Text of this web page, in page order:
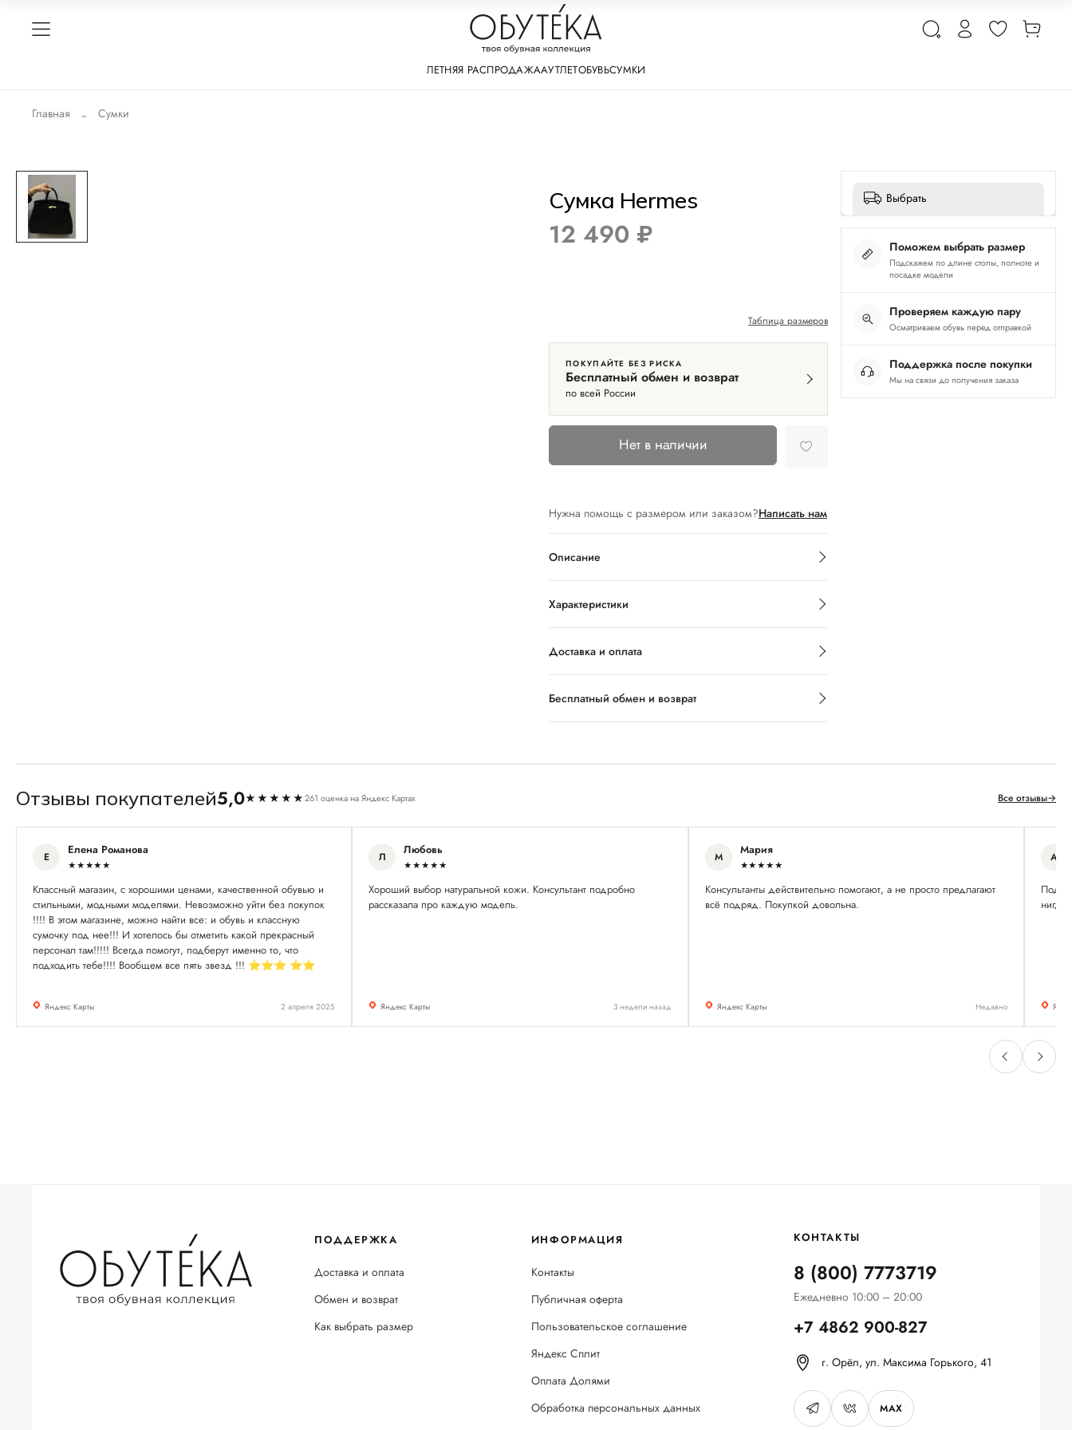
ЛЕТНЯЯ РАСПРОДАЖААУТЛЕТОБУВЬСУМКИ
Главная Сумки
Сумка Hermes
12 490 ₽
Таблица размеров
ПОКУПАЙТЕ БЕЗ РИСКА
Бесплатный обмен и возврат
по всей России
Нет в наличии
Нужна помощь с размером или заказом?Написать нам
Описание
Характеристики
Доставка и оплата
Бесплатный обмен и возврат
Выбрать
Поможем выбрать размер
Подскажем по длине стопы, полноте и
посадке модели
Проверяем каждую пару
Осматриваем обувь перед отправкой
Поддержка после покупки
Мы на связи до получения заказа
Отзывы покупателей5,0★★★★★261 оценка на Яндекс Картах Все отзывы→
Е Елена Романова
★★★★★
Классный магазин, с хорошими ценами, качественной обувью и
стильными, модными моделями. Невозможно уйти без покупок
!!!! В этом магазине, можно найти все: и обувь и классную
сумочку под нее!!! И хотелось бы отметить какой прекрасный
персонал там!!!!! Всегда помогут, подберут именно то, что
подходить тебе!!!! Вообщем все пять звезд !!! ⭐️⭐️⭐️ ⭐️⭐️
Яндекс Карты 2 апреля 2025
Л Любовь
★★★★★
Хороший выбор натуральной кожи. Консультант подробно
рассказала про каждую модель.
Яндекс Карты 3 недели назад
М Мария
★★★★★
Консультанты действительно помогают, а не просто предлагают
всё подряд. Покупкой довольна.
Яндекс Карты Недавно
А
нигде
ПОДДЕРЖКА
Доставка и оплата
Обмен и возврат
Как выбрать размер
ИНФОРМАЦИЯ
Контакты
Публичная оферта
Пользовательское соглашение
Яндекс Сплит
Оплата Долями
Обработка персональных данных
КОНТАКТЫ
8 (800) 7773719
Ежедневно 10:00 – 20:00
+7 4862 900-827
г. Орёл, ул. Максима Горького, 41
MAX